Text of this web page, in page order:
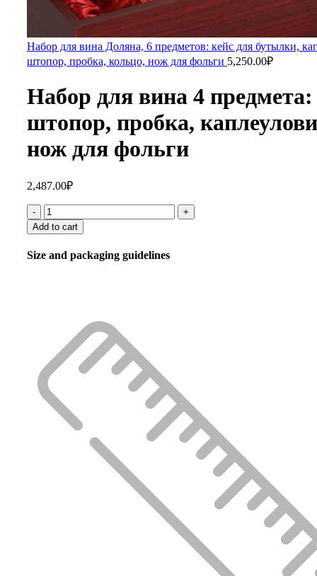
Набор для вина Доляна, 6 предметов: кейс для бутылки,
штопор, пробка, кольцо, нож для фольги 5,250.00₽
Набор для вина 4 предмета:
штопор, пробка,
нож для фольги
2,487.00₽
Add to cart
Size and packaging guidelines